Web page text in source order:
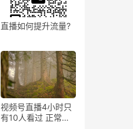
直播如何提升流量?
视频号直播4小时只
有10人看过 正常